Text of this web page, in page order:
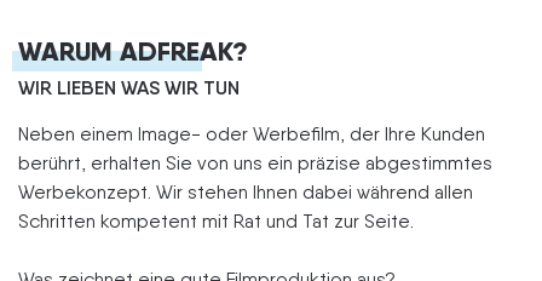
WARUM ADFREAK?
WIR LIEBEN WAS WIR TUN
Neben einem Image- oder Werbefilm, der Ihre Kunden
berührt, erhalten Sie von uns ein präzise abgestimmtes
Werbekonzept. Wir stehen Ihnen dabei während allen
Schritten kompetent mit Rat und Tat zur Seite.